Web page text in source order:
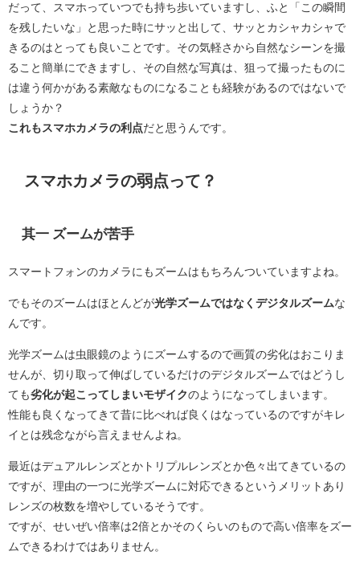
だって、スマホっていつでも持ち歩いていますし、ふと「この瞬間
を残したいな」と思った時にサッと出して、サッとカシャカシャで
きるのはとっても良いことです。その気軽さから自然なシーンを撮
ること簡単にできますし、その自然な写真は、狙って撮ったものに
は違う何かがある素敵なものになることも経験があるのではないで
しょうか？
これもスマホカメラの利点だと思うんです。
スマホカメラの弱点って？
其一 ズームが苦手
スマートフォンのカメラにもズームはもちろんついていますよね。
でもそのズームはほとんどが光学ズームではなくデジタルズームな
んです。
光学ズームは虫眼鏡のようにズームするので画質の劣化はおこりま
せんが、切り取って伸ばしているだけのデジタルズームではどうし
ても劣化が起こってしまいモザイクのようになってしまいます。
性能も良くなってきて昔に比べれば良くはなっているのですがキレ
イとは残念ながら言えませんよね。
最近はデュアルレンズとかトリプルレンズとか色々出てきているの
ですが、理由の一つに光学ズームに対応できるというメリットあり
レンズの枚数を増やしているそうです。
ですが、せいぜい倍率は2倍とかそのくらいのもので高い倍率をズー
ムできるわけではありません。